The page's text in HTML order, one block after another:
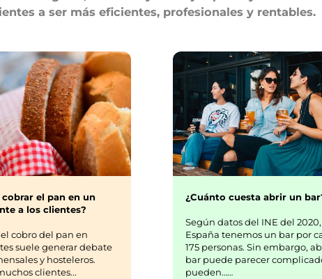
a ser más eficientes, profesionales y rentables.
cobrar el pan en un
a los clientes?
cobro del pan en
suele generar debate
y hosteleros.
clientes...
¿Cuánto cuesta abrir un
Según datos del INE del
España tenemos un bar por
175 personas. Sin embargo,
bar puede parecer
pueden……